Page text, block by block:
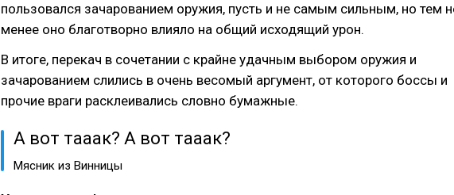
пользовался зачарованием оружия, пусть и не самым сильным, но тем
менее оно благотворно влияло на общий исходящий урон.
В итоге, перекач в сочетании с крайне удачным выбором оружия и
зачарованием слились в очень весомый аргумент, от которого боссы и
прочие враги расклеивались словно бумажные.
А вот тааак? А вот тааак?
Мясник из Винницы